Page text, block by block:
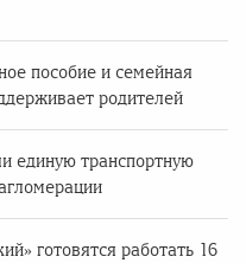
пособие и семейная
родителей
единую транспортную
готовятся работать 16